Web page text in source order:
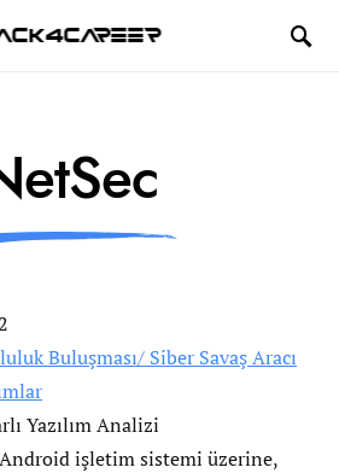
Buluşması/ Siber Savaş Aracı
Yazılım Analizi
işletim sistemi üzerine,